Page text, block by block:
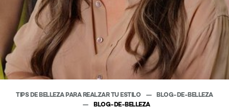
TIPS DE BELLEZA PARA REALZAR TU ESTILO
BLOG-DE-BELLEZA
BLOG-DE-BELLEZA